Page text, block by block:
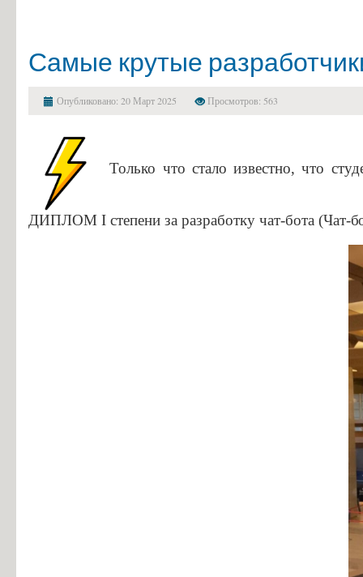
Самые крутые
Опубликовано: 20 Март 2025 Просмотров: 563
Только что стало известно, что
ДИПЛОМ I степени за разработку чат-бота (Чат-